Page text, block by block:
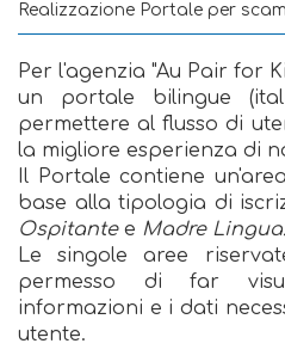
Realizzazione Portale per
Per l'agenzia "Au Pair for
un portale bilingue
permettere al flusso di
la migliore esperienza di
Il Portale contiene
base alla tipologia di
Ospitantee Madre Lingua.
Le singole aree
permesso di far
informazioni e i dati
utente.